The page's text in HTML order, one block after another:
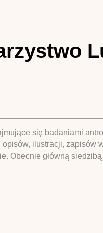
się badaniami
opisów, ilustracji, zapisów
Obecnie główną